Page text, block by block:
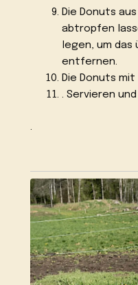
Die Donuts
abtropfen
legen, um das
entfernen.
Die Donuts
. Servieren
.